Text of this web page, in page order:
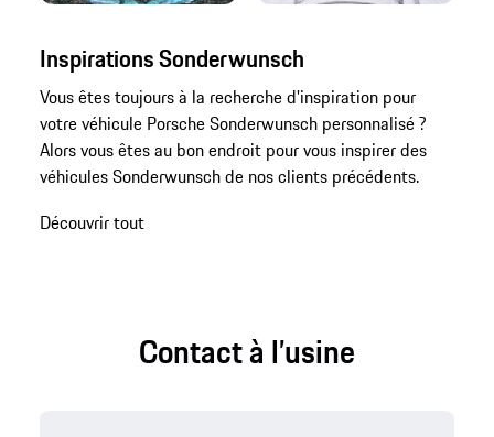
Inspirations Sonderwunsch
Vous êtes toujours à la recherche d'inspiration pour
votre véhicule Porsche Sonderwunsch personnalisé ?
Alors vous êtes au bon endroit pour vous inspirer des
véhicules Sonderwunsch de nos clients précédents.
Découvrir tout
Contact à l’usine